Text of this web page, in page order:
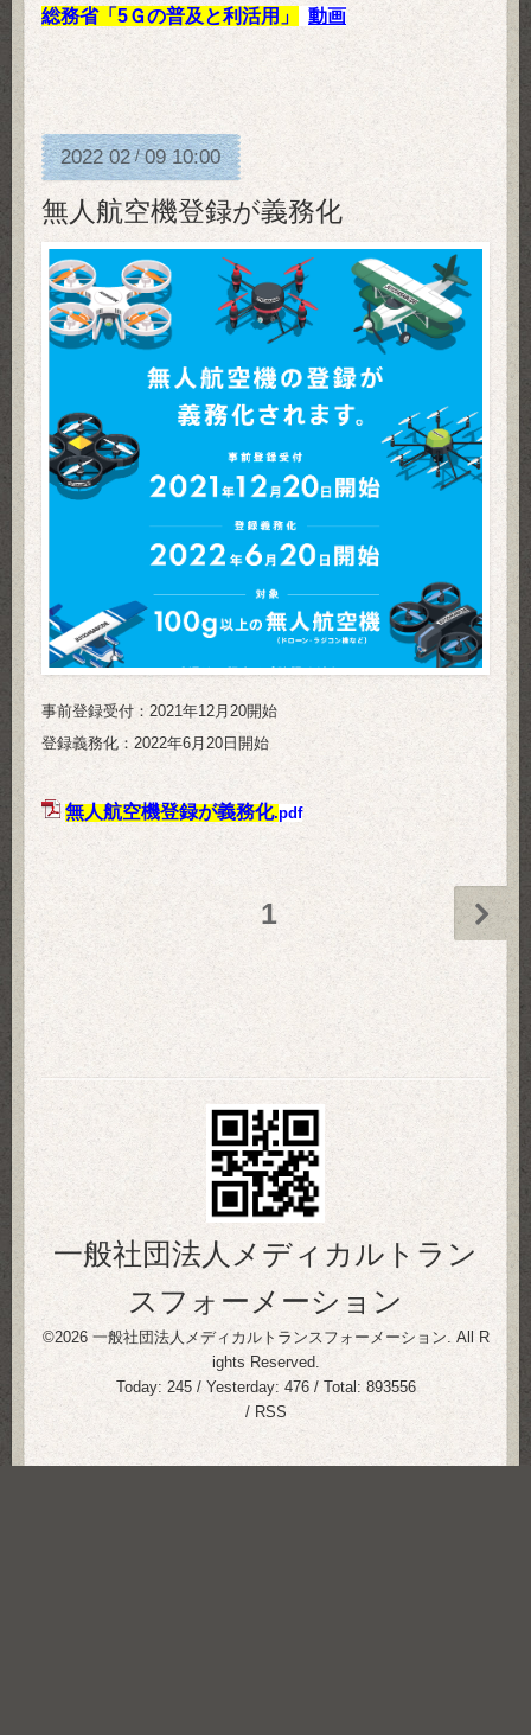
総務省「5Ｇの普及と利活用」 動画
2022 02/09 10:00
無人航空機登録が義務化
事前登録受付：2021年12月20開始
登録義務化：2022年6月20日開始
無人航空機登録が義務化.pdf
1
一般社団法人メディカルトラン
スフォーメーション
©2026 一般社団法人メディカルトランスフォーメーション . All R
ights Reserved.
Today: 245/ Yesterday: 476/ Total: 893556
/ RSS